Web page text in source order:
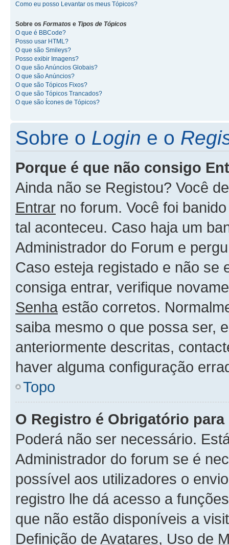
Como eu posso Levantar os meus Tópicos?
Sobre os Formatos e Tipos de Tópicos
O que é BBCode?
Posso usar HTML?
O que são Smileys?
Posso exibir Imagens?
O que são Anúncios Globais?
O que são Anúncios?
O que são Tópicos Fixos?
O que são Tópicos Trancados?
O que são Ícones de Tópicos?
Sobre o Login e o
Porque é que não consigo
Ainda não se Registou? Você
Entrar no forum. Você foi
tal aconteceu. Caso haja um
Administrador do Forum e
Caso esteja registado e não se
consiga entrar, verifique
Senha estão corretos.
saiba mesmo o que possa ser,
anteriormente descritas,
haver alguma configuração
Topo
O Registro é Obrigatório
Poderá não ser necessário.
Administrador do forum se é
possível aos utilizadores o
registro lhe dá acesso a
que não estão disponíveis a
Definição de Avatares, Uso de